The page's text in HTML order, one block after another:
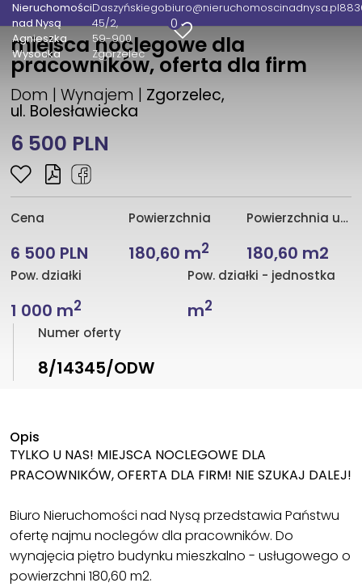
Nieruchomości
nad Nysą
Agnieszka
Wysocka
Daszyńskiego
45/2
59-900
Zgorzelec
biuro@nieruchomoscinadnysa.pl
0
miejsca noclegowe dla
pracowników, oferta dla firm
Dom | Wynajem | Zgorzelec,
ul. Bolesławiecka
6 500 PLN
Cena
6 500 PLN
Powierzchnia
180,60 m2
Powierzchnia użytkowa
180,60 m2
Pow. działki
1 000 m2
Pow. działki - jednostka
m2
Numer oferty
8/14345/ODW
Opis
TYLKO U NAS! MIEJSCA NOCLEGOWE DLA
PRACOWNIKÓW, OFERTA DLA FIRM! NIE SZUKAJ DALEJ!
Biuro Nieruchomości nad Nysą przedstawia Państwu
ofertę najmu noclegów dla pracowników. Do
wynajęcia piętro budynku mieszkalno - usługowego o
powierzchni 180,60 m2.